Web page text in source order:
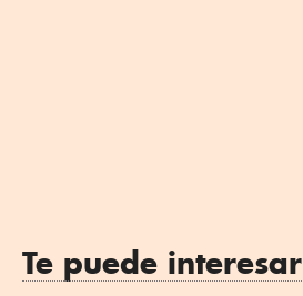
Te puede interesar